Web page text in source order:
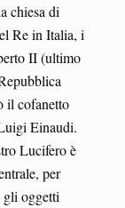
chiesa di
Re in Italia, i
II (ultimo
il cofanetto
Einaudi.
Lucifero è
per
gli oggetti